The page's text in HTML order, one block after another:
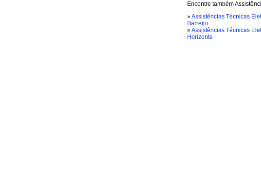
Encontre também
»Assistências Técnicas
Barreiro
»Assistências Técnicas
Horizonte